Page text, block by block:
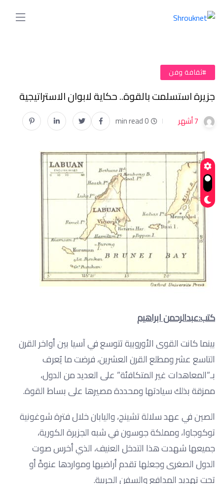
#ثقافة وفن
جزيرة استسلمت بالقوة.. حكاية لابوان الاستراتيجية
7 أشهر 0 min read
كتب:عبدالرحمن ابراهيم
بينما كانت القوى الأوروبية تتوسع في آسيا بين أواخر القرن
التاسع عشر ومطلع القرن العشرين، فرضت ما يُعرف
بـ”المعاهدات غير المتكافئة” على العديد من الدول،
ممزقة بذلك سيادتها ومحددة مصيرها على بساط القوة.
الصين في عهد سلالة تشينج، واليابان خلال فترة شوغونية
توكوجاوا، ومملكة جوسون في شبه الجزيرة الكورية،
جميعها شهدت هذا التدخل العنيف، الذي أخرس صوت
الدول الصغرى وجعلها تقدم أراضيها ومواردها عنوةً أو
تحت تهديد المدافع والسفن الحربية.